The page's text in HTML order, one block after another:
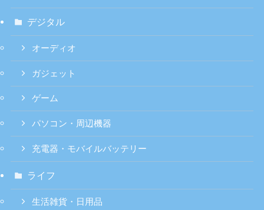
デジタル
オーディオ
ガジェット
ゲーム
パソコン・周辺機器
充電器・モバイルバッテリー
ライフ
生活雑貨・日用品